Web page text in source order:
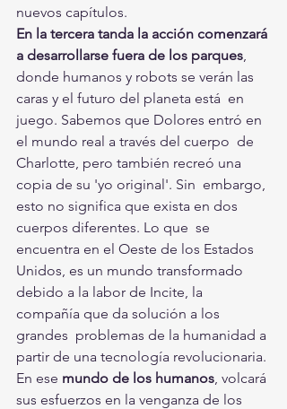
nuevos capítulos.
En la tercera tanda la acción comenzará
a desarrollarse fuera de los parques
donde humanos y robots se verán las
caras y el futuro del planeta está  en
juego. Sabemos que Dolores entró en
el mundo real a través del cuerpo  de
Charlotte, pero también recreó una
copia de su 'yo original'. Sin  embargo,
esto no significa que exista en dos
cuerpos diferentes. Lo que  se
encuentra en el Oeste de los Estados
Unidos, es un mundo transformado
debido a la labor de Incite, la
compañía que da solución a los
grandes  problemas de la humanidad a
partir de una tecnología revolucionaria.
En ese mundo de los humanos , volcará
sus esfuerzos en la venganza de los